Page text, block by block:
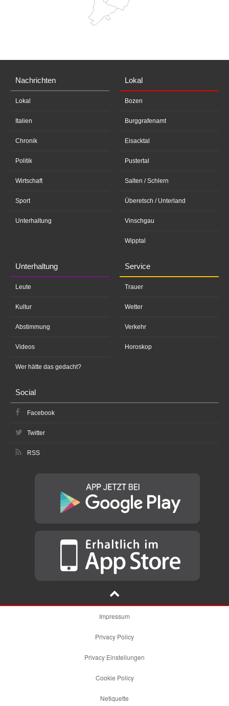
Nachrichten
Lokal
Italien
Chronik
Politik
Wirtschaft
Sport
Unterhaltung
Lokal
Bozen
Burggrafenamt
Eisacktal
Pustertal
Salten / Schlern
Überetsch / Unterland
Vinschgau
Wipptal
Unterhaltung
Leute
Kultur
Abstimmung
Videos
Wer hätte das gedacht?
Service
Trauer
Wetter
Verkehr
Horoskop
Social
Facebook
Twitter
RSS
Impressum
Privacy Policy
Privacy Einstellungen
Cookie Policy
Netiquette